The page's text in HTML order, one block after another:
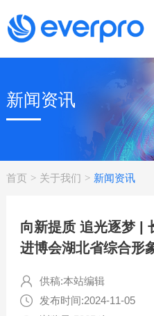
新闻资讯
首页 > 关于我们 > 新闻资讯
向新提质 追光逐梦 |
进博会湖北省综合形
供稿:本站编辑
发布时间:2024-11-05